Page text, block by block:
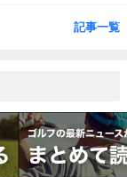
記事一覧